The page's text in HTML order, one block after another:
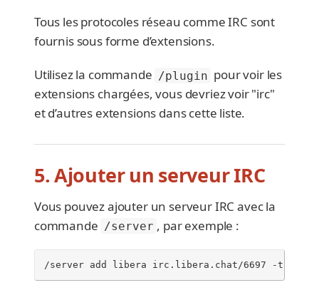
Tous les protocoles réseau comme IRC sont
fournis sous forme d’extensions.
Utilisez la commande /plugin pour voir les
extensions chargées, vous devriez voir "irc"
et d’autres extensions dans cette liste.
5. Ajouter un serveur IRC
Vous pouvez ajouter un serveur IRC avec la
commande /server , par exemple :
/server add libera irc.libera.chat/6697 -tls